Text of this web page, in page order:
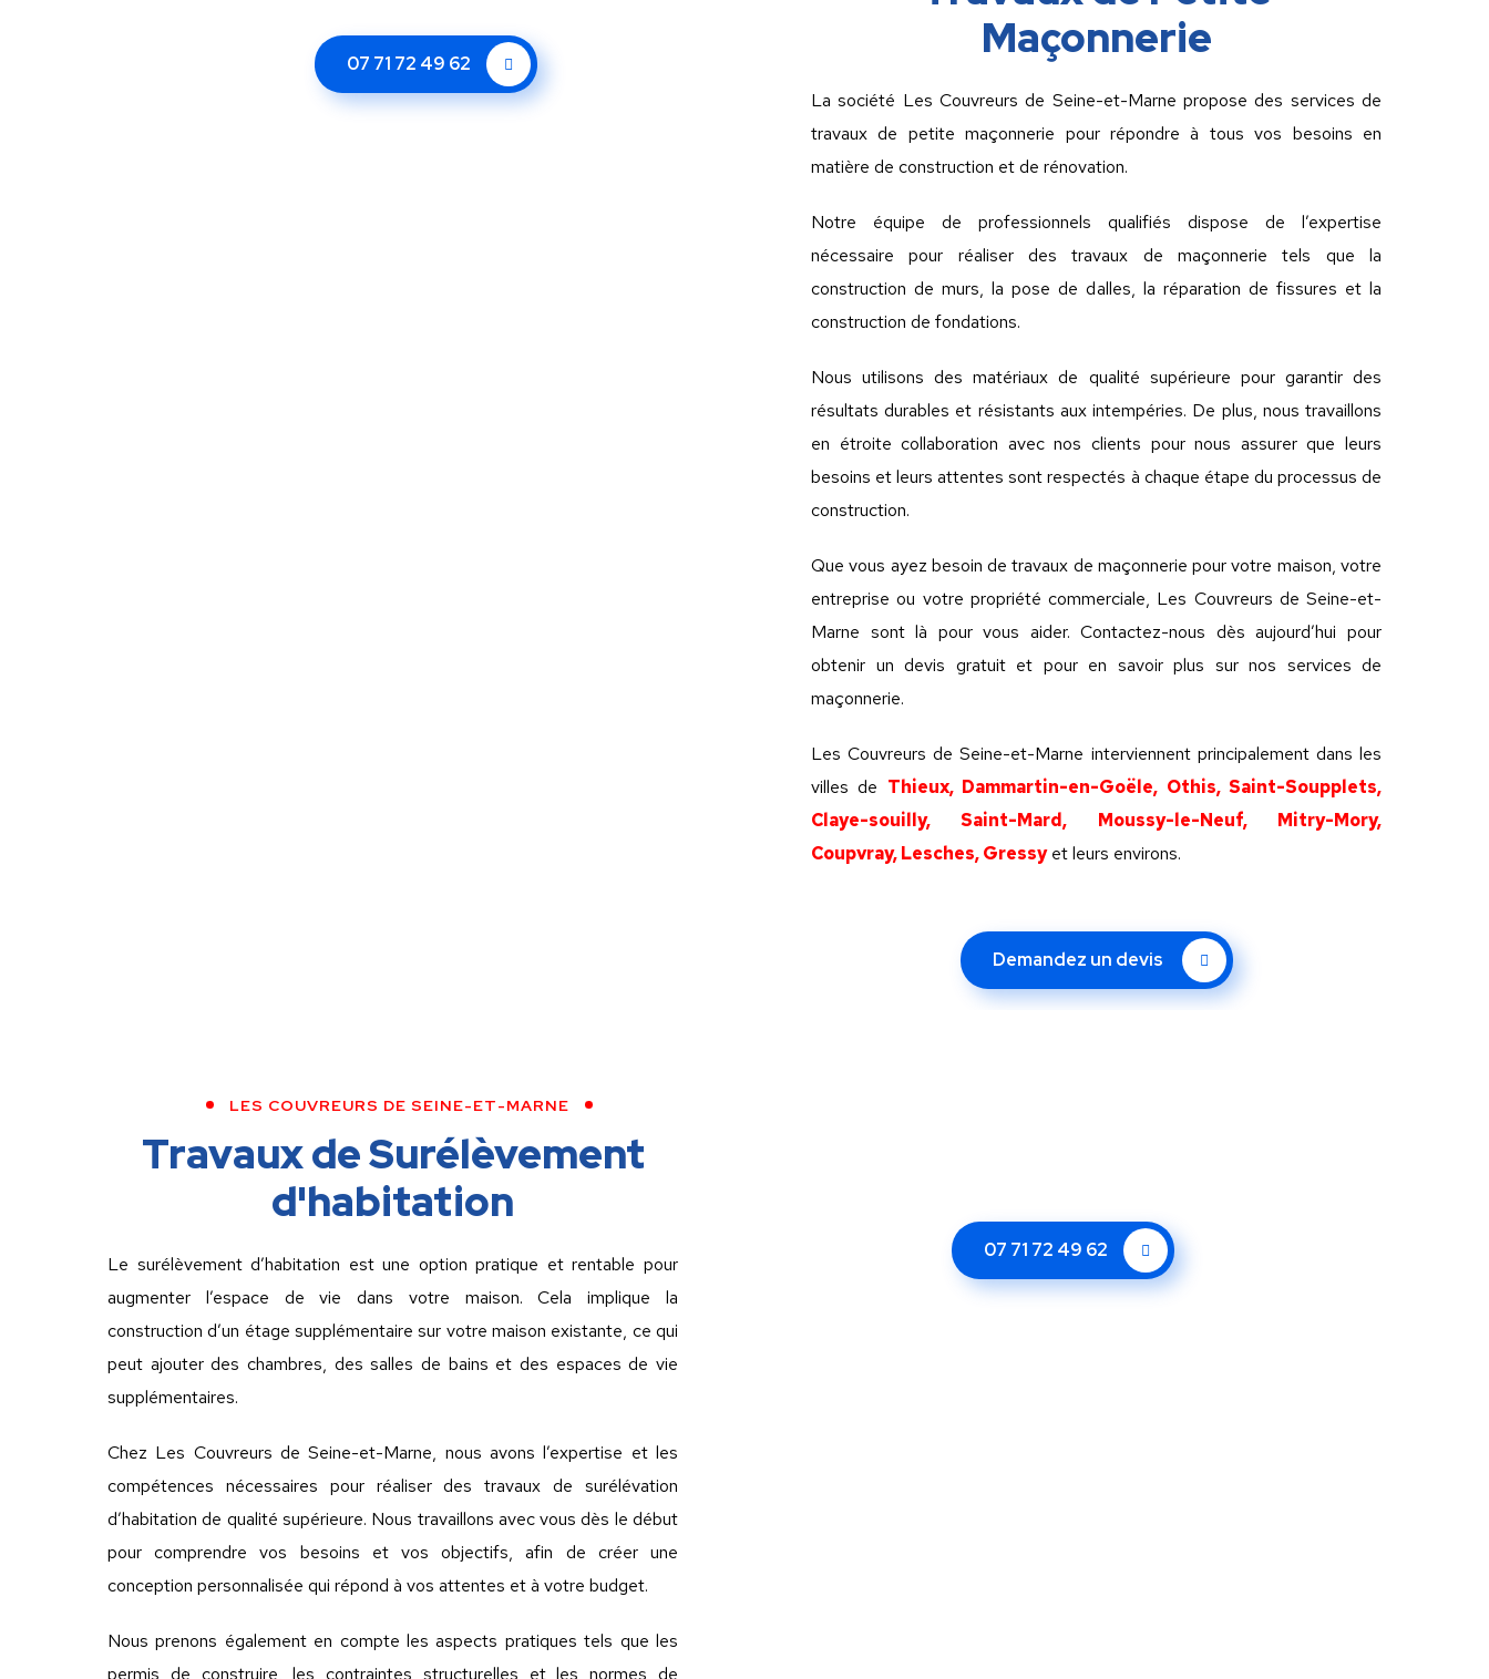
07 71 72 49 62
Maçonnerie
La société Les Couvreurs de Seine-et-Marne propose des services de
travaux de petite maçonnerie pour répondre à tous vos besoins en
matière de construction et de rénovation.
Notre équipe de professionnels qualifiés dispose de l’expertise
nécessaire pour réaliser des travaux de maçonnerie tels que la
construction de murs, la pose de dalles, la réparation de fissures et la
construction de fondations.
Nous utilisons des matériaux de qualité supérieure pour garantir des
résultats durables et résistants aux intempéries. De plus, nous travaillons
en étroite collaboration avec nos clients pour nous assurer que leurs
besoins et leurs attentes sont respectés à chaque étape du processus de
construction.
Que vous ayez besoin de travaux de maçonnerie pour votre maison, votre
entreprise ou votre propriété commerciale, Les Couvreurs de Seine-et-
Marne sont là pour vous aider. Contactez-nous dès aujourd’hui pour
obtenir un devis gratuit et pour en savoir plus sur nos services de
maçonnerie.
Les Couvreurs de Seine-et-Marne interviennent principalement dans les
villes de Thieux, Dammartin-en-Goële, Othis, Saint-Soupplets,
Claye-souilly, Saint-Mard, Moussy-le-Neuf, Mitry-Mory,
Coupvray, Lesches, Gressyet leurs environs.
Demandez un devis
LES COUVREURS DE SEINE-ET-MARNE
Travaux de Surélèvement
d'habitation
Le surélèvement d’habitation est une option pratique et rentable pour
augmenter l’espace de vie dans votre maison. Cela implique la
construction d’un étage supplémentaire sur votre maison existante, ce qui
peut ajouter des chambres, des salles de bains et des espaces de vie
supplémentaires.
Chez Les Couvreurs de Seine-et-Marne, nous avons l’expertise et les
compétences nécessaires pour réaliser des travaux de surélévation
d’habitation de qualité supérieure. Nous travaillons avec vous dès le début
pour comprendre vos besoins et vos objectifs, afin de créer une
conception personnalisée qui répond à vos attentes et à votre budget.
Nous prenons également en compte les aspects pratiques tels que les
permis de construire, les contraintes structurelles et les normes de
07 71 72 49 62